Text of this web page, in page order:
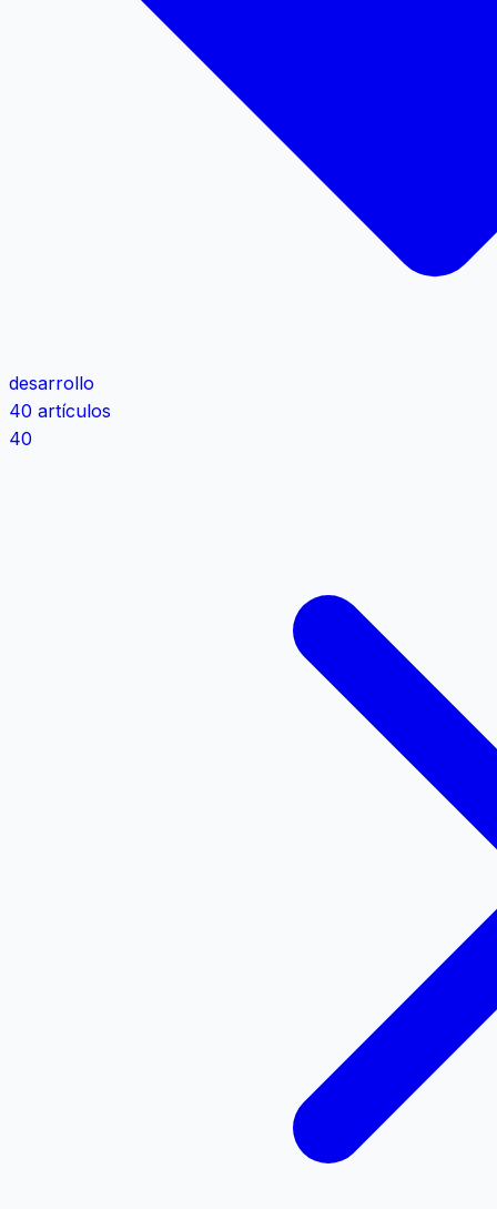
desarrollo
40 artículos
40